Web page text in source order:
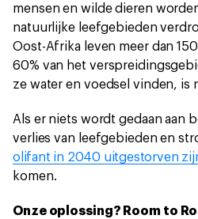
mensen en wilde dieren
natuurlijke leefgebieden
Oost-Afrika leven meer dan
60% van het
ze water en voedsel vinden, is
Als er niets wordt gedaan aan
verlies van leefgebieden en
olifant in 2040 uitgestorven
komen.
Onze oplossing? Room to